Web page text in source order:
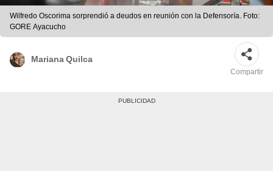
Wilfredo Oscorima sorprendió a deudos en reunión con la Defensoría. Foto:
GORE Ayacucho
Mariana Quilca
Compartir